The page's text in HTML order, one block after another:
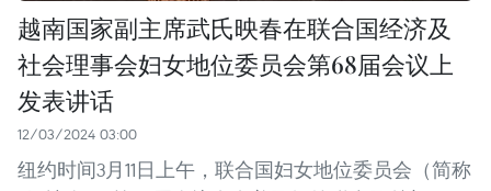
越南国家副主席武氏映春在联合国经济及
社会理事会妇女地位委员会第68届会议上
发表讲话
12/03/2024 03:00
纽约时间3月11日上午，联合国妇女地位委员会（简称